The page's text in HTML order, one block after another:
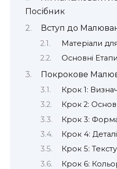
Посібник
Вступ до
Матеріали
Основні
Покрокове
Крок 1:
Крок 2:
Крок 3:
Крок 4:
Крок 5:
Крок 6: